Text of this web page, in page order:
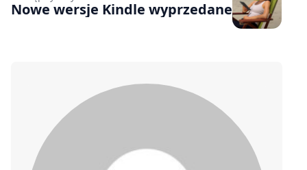
Nowe wersje Kindle wyprzedane